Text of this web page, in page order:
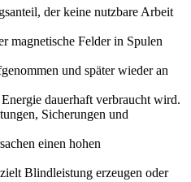
der keine nutzbare Arbeit
magnetische Felder in Spulen
und später wieder an
dauerhaft verbraucht wird.
Sicherungen und
einen hohen
Blindleistung erzeugen oder